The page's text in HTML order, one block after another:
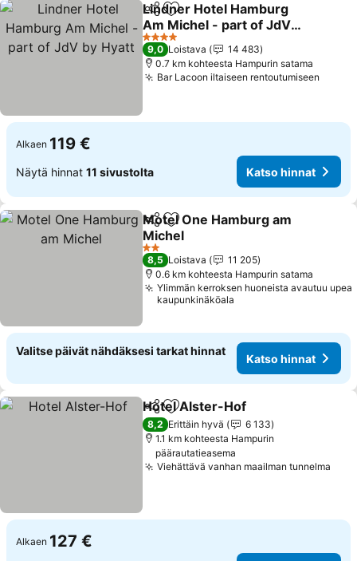
Jaa Lisää suosikkeihin
Lindner Hotel Hamburg
Am Michel - part of JdV
by Hyatt
Katso hinnat
4 Tähtiluokitus
9,0 Loistava
14 483
0.7 km kohteesta Hampurin satama
Bar Lacoon iltaiseen rentoutumiseen
Alkaen 119 €
Näytä hinnat 11 sivustolta Katso hinnat
Jaa Lisää suosikkeihin
Motel One Hamburg am
Michel
Katso hinnat
2 Tähtiluokitus
8,5 Loistava
11 205
0.6 km kohteesta Hampurin satama
Ylimmän kerroksen huoneista avautuu upea
kaupunkinäköala
Valitse päivät nähdäksesi tarkat hinnat
Katso hinnat
Jaa Lisää suosikkeihin
Hotel Alster-Hof
8,2 Erittäin hyvä
6 133
1.1 km kohteesta Hampurin
päärautatieasema
Viehättävä vanhan maailman tunnelma
Alkaen 127 €